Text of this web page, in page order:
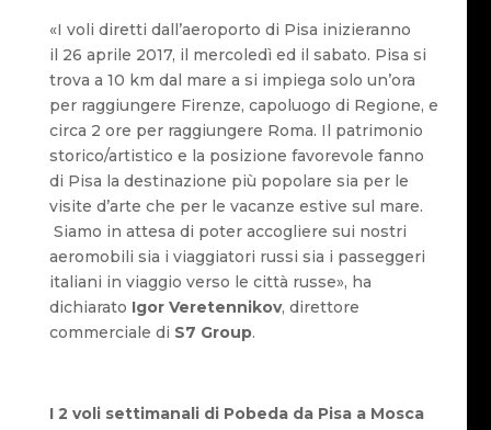
«I voli diretti dall’aeroporto di Pisa inizieranno
il 26 aprile 2017, il mercoledì ed il sabato. Pisa si
trova a 10 km dal mare a si impiega solo un’ora
per raggiungere Firenze, capoluogo di Regione, e
circa 2 ore per raggiungere Roma. Il patrimonio
storico/artistico e la posizione favorevole fanno
di Pisa la destinazione più popolare sia per le
visite d’arte che per le vacanze estive sul mare.
Siamo in attesa di poter accogliere sui nostri
aeromobili sia i viaggiatori russi sia i passeggeri
italiani in viaggio verso le città russe», ha
dichiarato Igor Veretennikov, direttore
commerciale di S7 Group.
I 2 voli settimanali di Pobeda da Pisa a Mosca